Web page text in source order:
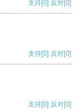
支持[0] 反对[0]
支持[0] 反对[0]
支持[0] 反对[0]